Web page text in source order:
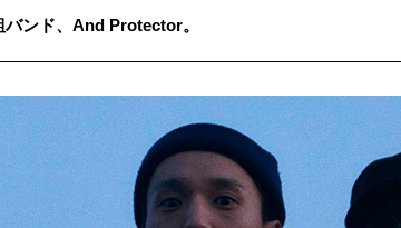
#女性シンガー #ヒップホップ
ンド、And Protector。